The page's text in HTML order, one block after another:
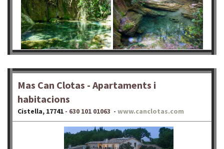
Mas Can Clotas - Apartaments i
habitacions
Cistella, 17741 - 630 101 01063 - www.canclotas.com